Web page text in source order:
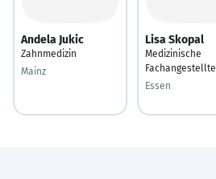
Andela Jukic
Zahnmedizin
Mainz
Lisa Skopal
Medizinische
Fachangestellte
Essen